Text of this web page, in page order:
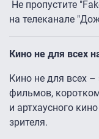
Не пропустите
на телеканале
Кино не для всех
Кино не для всех
фильмов,
и артхаусного
зрителя.